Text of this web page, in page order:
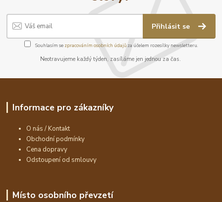
Přihlásit se
Souhlasím se zpracováním osobních údajůza účelem rozesílky newsletteru.
Neotravujeme každý týden, zasíláme jen jednou za čas.
Informace pro zákazníky
O nás / Kontakt
Obchodní podmínky
Cena dopravy
Odstoupení od smlouvy
Místo osobního převzetí